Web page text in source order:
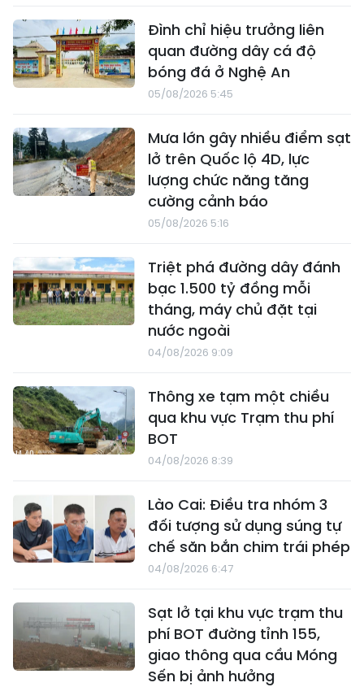
Đình chỉ hiệu trưởng liên
quan đường dây cá độ
bóng đá ở Nghệ An
05/08/2026 5:45
Mưa lớn gây nhiều điểm sạt
lở trên Quốc lộ 4D, lực
lượng chức năng tăng
cường cảnh báo
05/08/2026 5:16
Triệt phá đường dây đánh
bạc 1.500 tỷ đồng mỗi
tháng, máy chủ đặt tại
nước ngoài
04/08/2026 9:09
Thông xe tạm một chiều
qua khu vực Trạm thu phí
BOT
04/08/2026 8:39
Lào Cai: Điều tra nhóm 3
đối tượng sử dụng súng tự
chế săn bắn chim trái phép
04/08/2026 6:47
Sạt lở tại khu vực trạm thu
phí BOT đường tỉnh 155,
giao thông qua cầu Móng
Sến bị ảnh hưởng